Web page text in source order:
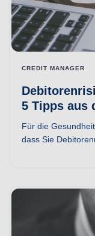
CREDIT MANAGER
5 Tipps aus
Für die
dass Sie